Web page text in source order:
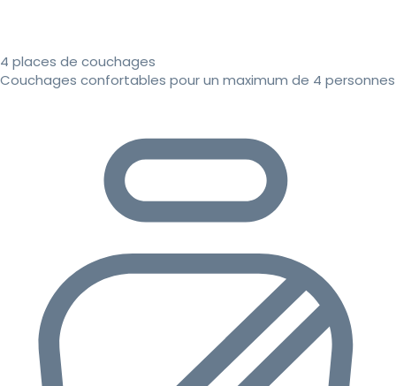
4 places de couchages
Couchages confortables pour un maximum de 4 personnes